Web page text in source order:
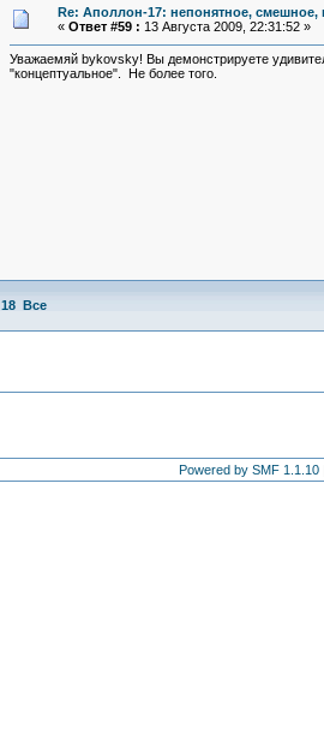
Re: Аполлон-17: непонятное, смешное,
« Ответ #59 : 13 Августа 2009, 22:31:52 »
Уважаемяй bykovsky! Вы демонстрируете
"концептуальное". Не более того.
18 Все
Powered by SMF 1.1.10